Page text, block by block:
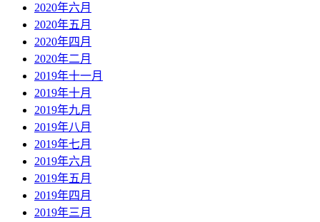
2020年六月
2020年五月
2020年四月
2020年二月
2019年十一月
2019年十月
2019年九月
2019年八月
2019年七月
2019年六月
2019年五月
2019年四月
2019年三月